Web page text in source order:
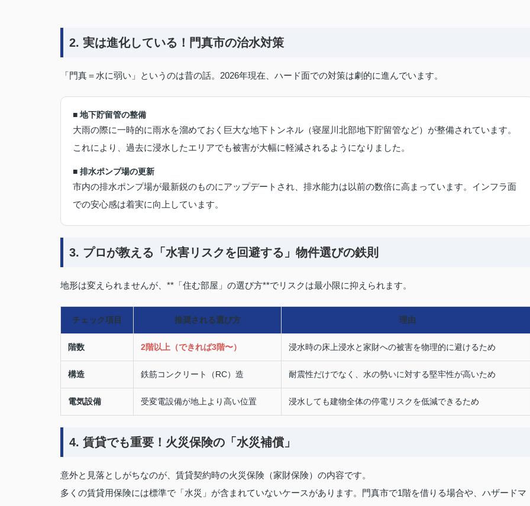
2. 実は進化している！門真市の治水対策
「門真＝水に弱い」というのは昔の話。2026年現在、ハード面での対策は劇的に進んでいます。
■ 地下貯留管の整備
大雨の際に一時的に雨水を溜めておく巨大な地下トンネル（寝屋川北部地下貯留管など）が整備されています。
これにより、過去に浸水したエリアでも被害が大幅に軽減されるようになりました。
■ 排水ポンプ場の更新
市内の排水ポンプ場が最新鋭のものにアップデートされ、排水能力は以前の数倍に高まっています。インフラ面
での安心感は着実に向上しています。
3. プロが教える「水害リスクを回避する」物件選びの鉄則
地形は変えられませんが、**「住む部屋」の選び方**でリスクは最小限に抑えられます。
チェック項目 推奨される選び方 理由
階数 2階以上（できれば3階〜） 浸水時の床上浸水と家財への被害を物理的に避けるため
構造 鉄筋コンクリート（RC）造 耐震性だけでなく、水の勢いに対する堅牢性が高いため
電気設備 受変電設備が地上より高い位置 浸水しても建物全体の停電リスクを低減できるため
4. 賃貸でも重要！火災保険の「水災補償」
意外と見落としがちなのが、賃貸契約時の火災保険（家財保険）の内容です。
多くの賃貸用保険には標準で「水災」が含まれていないケースがあります。門真市で1階を借りる場合や、ハザードマ